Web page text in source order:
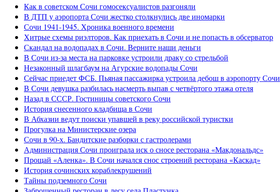
Как в советском Сочи гомосексуалистов разгоняли
В ДТП у аэропорта Сочи жестко столкнулись две иномарки
Сочи 1941-1945. Хроника военного времени
Хитрые схемы риэлторов. Как приехать в Сочи и не попасть в обсерватор
Скандал на водопадах в Сочи. Верните наши деньги
В Сочи из-за места на парковке устроили драку со стрельбой
Незаконный шлагбаум на Агурские водопады Сочи
Сейчас приедет ФСБ. Пьяная пассажирка устроила дебош в аэропорту Сочи
В Сочи девушка разбилась насмерть выпав с четвёртого этажа отеля
Назад в СССР. Гостиницы советского Сочи
История снесенного кладбища в Сочи
В Абхазии ведут поиски упавшей в реку российской туристки
Прогулка на Министерские озера
Сочи в 90-х. Бандитские разборки с гастролерами
Администрация Сочи проиграла иск о сносе ресторана «Макдональдс»
Прощай «Аленка». В Сочи начался снос строений ресторана «Каскад»
История сочинских кораблекрушений
Тайны подземного Сочи